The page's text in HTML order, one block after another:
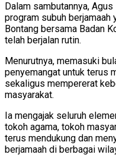
Dalam sambutannya,
program subuh
Bontang bersama Badan
telah berjalan rutin.
Menurutnya, memasuki
penyemangat untuk terus
sekaligus mempererat
masyarakat.
Ia mengajak seluruh
tokoh agama, tokoh
terus mendukung dan
berjamaah di berbagai